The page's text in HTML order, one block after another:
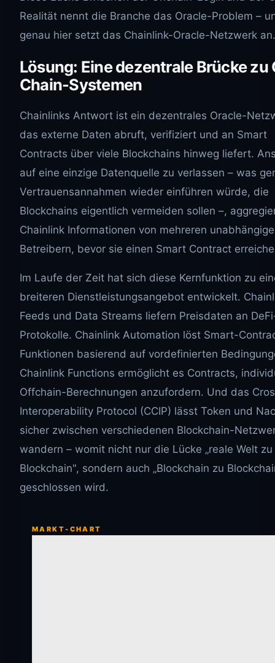
Realität nennt die Branche das Oracle-Problem –
genau hier setzt das Chainlink-Oracle-Netzwerk an.
Lösung: Eine dezentrale Brücke zu
Chain-Systemen
Chainlinks Antwort ist ein dezentrales Oracle-
das externe Daten abruft, verifiziert und an Smart
Contracts über viele Blockchains hinweg liefert.
auf eine einzige Datenquelle zu verlassen – was
Vertrauensannahmen wieder einführen würde, die
Blockchains eigentlich vermeiden sollen –,
Chainlink Informationen von mehreren
Betreibern, bevor sie einen Smart Contract
Im Laufe der Zeit hat sich diese Kernfunktion zu
breiteren Dienstleistungsangebot entwickelt.
Feeds und Data Streams liefern Preisdaten an
Protokolle. Chainlink Automation löst Smart-
Funktionen basierend auf vordefinierten
Chainlink Functions ermöglicht es Contracts,
Offchain-Berechnungen anzufordern. Und das
Interoperability Protocol (CCIP) lässt Token und
sicher zwischen verschiedenen Blockchain-
wandern – womit nicht nur die Lücke „reale Welt zu
Blockchain", sondern auch „Blockchain zu
geschlossen wird.
MARKT-CHART